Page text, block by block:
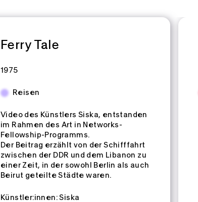
Ferry Tale
Zeitspannen:
1975
Reisen
Video des Künstlers Siska, entstanden
im Rahmen des Art in Networks-
Fellowship-Programms.
Der Beitrag erzählt von der Schifffahrt
zwischen der DDR und dem Libanon zu
einer Zeit, in der sowohl Berlin als auch
Beirut geteilte Städte waren.
Künstler:innen: Siska